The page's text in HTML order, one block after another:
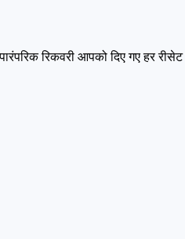
रिकवरी आपको दिए गए हर रीसेट